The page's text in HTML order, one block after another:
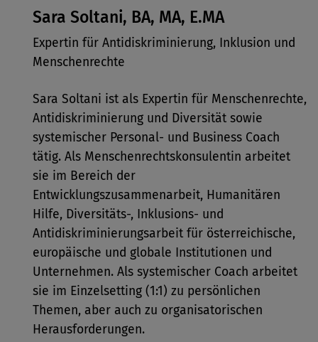
Sara Soltani, BA, MA, E.MA
Expertin für Antidiskriminierung, Inklusion und
Menschenrechte
Sara Soltani ist als Expertin für Menschenrechte,
Antidiskriminierung und Diversität sowie
systemischer Personal- und Business Coach
tätig. Als Menschenrechtskonsulentin arbeitet
sie im Bereich der
Entwicklungszusammenarbeit, Humanitären
Hilfe, Diversitäts-, Inklusions- und
Antidiskriminierungsarbeit für österreichische,
europäische und globale Institutionen und
Unternehmen. Als systemischer Coach arbeitet
sie im Einzelsetting (1:1) zu persönlichen
Themen, aber auch zu organisatorischen
Herausforderungen.